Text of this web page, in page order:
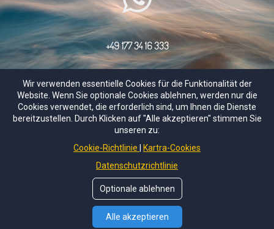
+49 177 34 16 333
LA CASA 2023. All Rights Reserved.
About us Impressum
Wir verwenden essentielle Cookies für die Funktionalität der
Website. Wenn Sie optionale Cookies ablehnen, werden nur die
Cookies verwendet, die erforderlich sind, um Ihnen die Dienste
bereitzustellen. Durch Klicken auf "Alle akzeptieren" stimmen Sie
unseren zu:
Cookie-Richtlinie
Kartra-Cookies
Datenschutzrichtlinie
Optionale ablehnen
Alle akzeptieren